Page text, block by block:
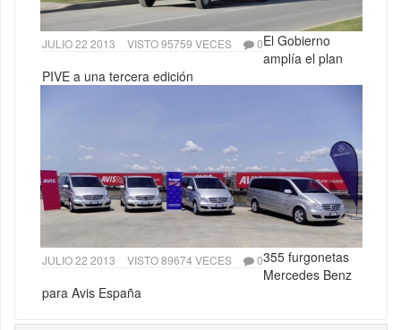
JULIO 22 2013 VISTO 95759 VECES 0El Gobierno
amplía el plan
PIVE a una tercera edición
JULIO 22 2013 VISTO 89674 VECES 0355 furgonetas
Mercedes Benz
para Avis España